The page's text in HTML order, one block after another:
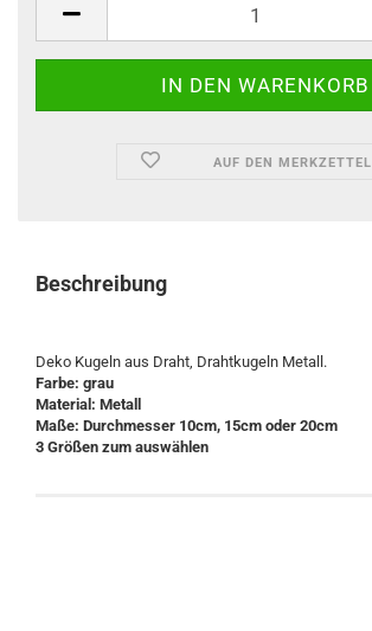
AUF DEN MERKZETTEL
Beschreibung
Deko Kugeln aus Draht, Drahtkugeln Metall.
Farbe: grau
Material: Metall
Maße: Durchmesser 10cm, 15cm oder 20cm
3 Größen zum auswählen